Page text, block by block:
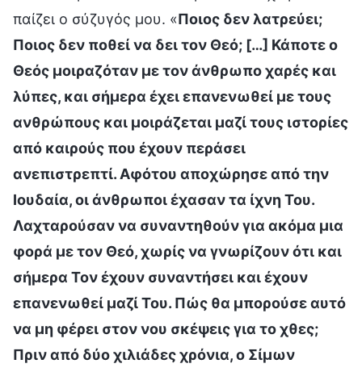
παίζει ο σύζυγός μου. «Ποιος δεν λατρεύει;
Ποιος δεν ποθεί να δει τον Θεό; […] Κάποτε ο
Θεός μοιραζόταν με τον άνθρωπο χαρές και
λύπες, και σήμερα έχει επανενωθεί με τους
ανθρώπους και μοιράζεται μαζί τους ιστορίες
από καιρούς που έχουν περάσει
ανεπιστρεπτί. Αφότου αποχώρησε από την
Ιουδαία, οι άνθρωποι έχασαν τα ίχνη Του.
Λαχταρούσαν να συναντηθούν για ακόμα μια
φορά με τον Θεό, χωρίς να γνωρίζουν ότι και
σήμερα Τον έχουν συναντήσει και έχουν
επανενωθεί μαζί Του. Πώς θα μπορούσε αυτό
να μη φέρει στον νου σκέψεις για το χθες;
Πριν από δύο χιλιάδες χρόνια, ο Σίμων